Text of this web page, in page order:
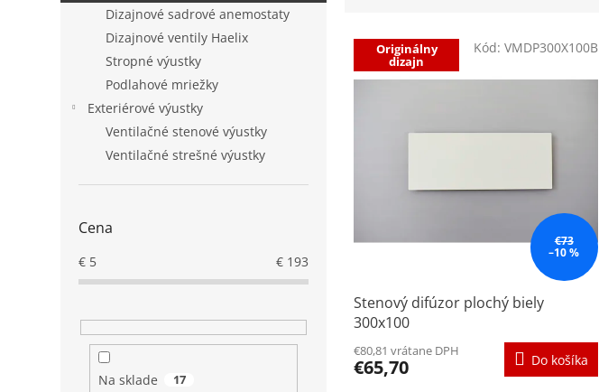
Dizajnové sadrové anemostaty
Dizajnové ventily Haelix
Stropné výustky
Podlahové mriežky
Exteriérové výustky
Ventilačné stenové výustky
Ventilačné strešné výustky
Cena
€ 5 € 193
Na sklade 17
n
e
o
V
p
k
Originálny
dizajn
€73
–10 %
Stenový difúzor plochý biely
300x100
€80,81 vrátane DPH
€65,70 Do košíka
Kód: VMDP300X100B